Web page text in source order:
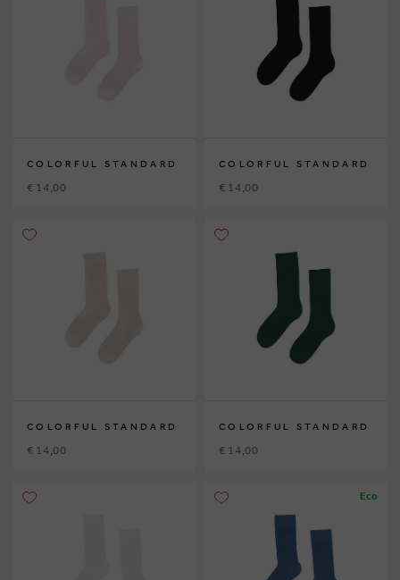
COLORFUL STANDARD
€ 14,00
COLORFUL STANDARD
€ 14,00
COLORFUL STANDARD
€ 14,00
COLORFUL STANDARD
€ 14,00
Eco